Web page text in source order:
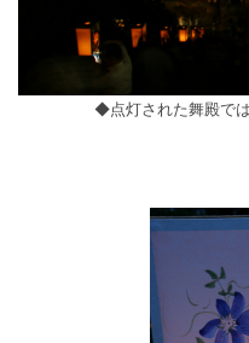
◆点灯された舞殿では